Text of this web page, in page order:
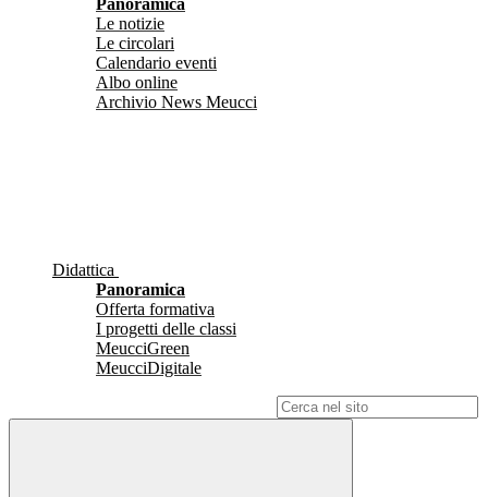
Panoramica
Le notizie
Le circolari
Calendario eventi
Albo online
Archivio News Meucci
Didattica
Panoramica
Offerta formativa
I progetti delle classi
MeucciGreen
MeucciDigitale